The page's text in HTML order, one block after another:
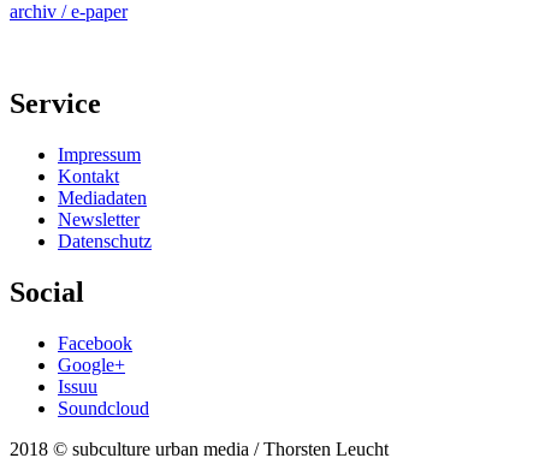
archiv / e-paper
Service
Impressum
Kontakt
Mediadaten
Newsletter
Datenschutz
Social
Facebook
Google+
Issuu
Soundcloud
2018 © subculture urban media / Thorsten Leucht